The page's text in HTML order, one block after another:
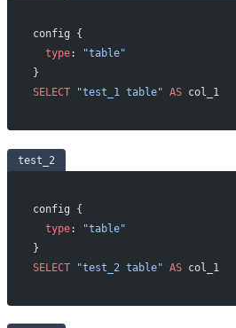
config {
  type
:
"table"
}
SELECT "test_1 table" AS col_1
test_2
config {
  type
:
"table"
}
SELECT "test_2 table" AS col_1